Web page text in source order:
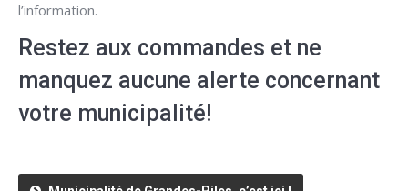
l’information.
Restez aux commandes et ne
manquez aucune alerte concernant
votre municipalité!